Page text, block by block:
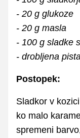
- 20 g glukoze
- 20 g masla
- 100 g sladke
- drobljena
Postopek:
Sladkor v
ko malo
spremeni